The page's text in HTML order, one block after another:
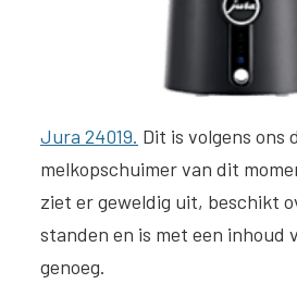
Jura 24019. Dit is volgens ons
melkopschuimer van dit
ziet er geweldig uit, beschikt
standen en is met een inhoud
genoeg.